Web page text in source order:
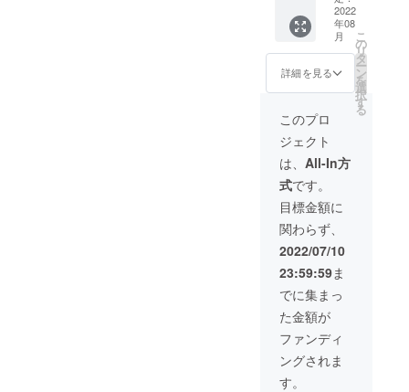
をお選
びいた
だき自
分だけ
タマイ
ズがで
す。
①23㎝
～28㎝
の６サ
イズの
中から1
つお選
びくだ
さい。
②ソー
ルを・
スミ・
カキシ
ブ・ア
カネの
中から1
つお選
びくだ
届けい
たしま
す。 ・
ソー
ル・ア
ソール
をお選
びいた
だき自
のカス
タマイ
ズがで
きま
す。
①23㎝
～28㎝
の６サ
イズの
中から1
つお選
びくだ
さい。
菌する
際に使
われて
きた
「柿
「茜」
れてい
ます。
・製品
は日本
唯一の
国内サ
ンダル
工場に
してお
りま
す。 ・
発送は
７月中
旬以降
順次発
して織
り上げ
た消臭
性が高
い和紙
きてい
ます。
・和紙
は国産
の岐阜
県／美
濃和紙
を使用
してま
す。 ・
染色
は、日
本古来
から抗
菌する
際に使
われて
きた
品：
『和紙
のはき
ごご
ち』 数
量：
１点 一
般販売
予定価
格
￥8,000
-の
20%OF
Fです。
・表面
のソー
ルは、
和紙を
糸にし
て布と
して織
り上げ
た消臭
性が高
い和紙
2022
年08
月
詳細を見る
こ
の
リ
タ
ー
ン
を
選
択
す
る
このプロ
ジェクト
は、 All-In方
式です。
目標金額に
関わらず、
2022/07/10
23:59:59ま
でに集まっ
た金額が
ファンディ
ングされま
す。